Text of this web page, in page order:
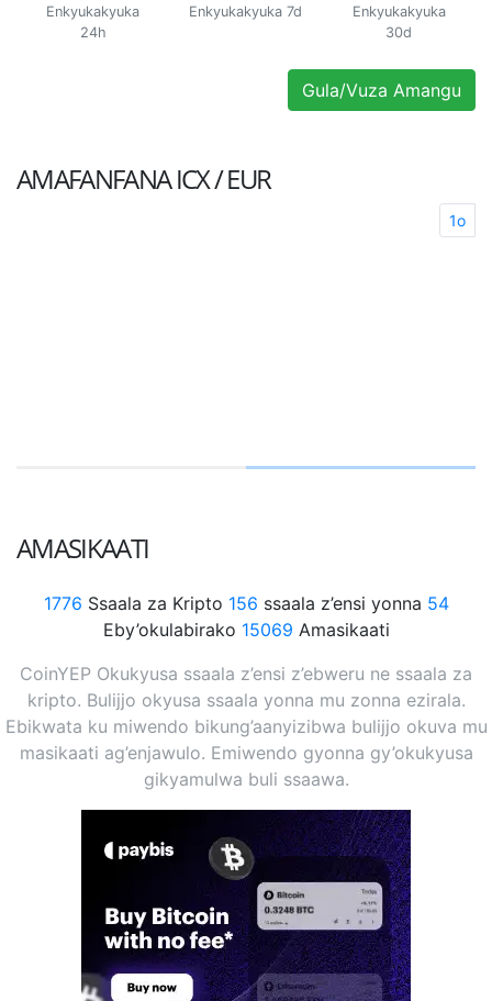
Enkyukakyuka
24h
Enkyukakyuka 7d
Enkyukakyuka
30d
Gula/Vuza Amangu
AMAFANFANAICX / EUR
1o
AMASIKAATI
1776 Ssaala za Kripto 156 ssaala z’ensi yonna 54
Eby’okulabirako 15069 Amasikaati
CoinYEP Okukyusa ssaala z’ensi z’ebweru ne ssaala za
kripto. Bulijjo okyusa ssaala yonna mu zonna ezirala.
Ebikwata ku miwendo bikung’aanyizibwa bulijjo okuva mu
masikaati ag’enjawulo. Emiwendo gyonna gy’okukyusa
gikyamulwa buli ssaawa.